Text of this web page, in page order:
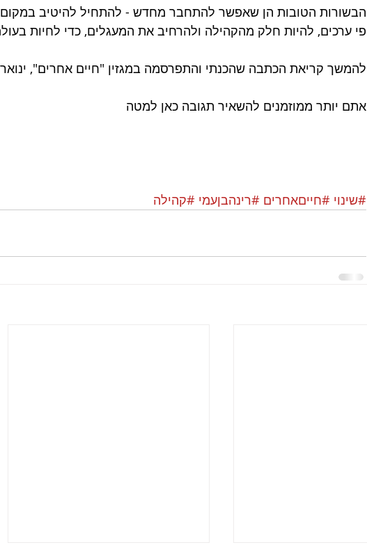
הבשורות הטובות הן שאפשר להתחבר מחדש - להתחיל להיטיב
פי ערכים, להיות חלק מהקהילה ולהרחיב את המעגלים, כדי לחיות
להמשך קריאת הכתבה שהכנתי והתפרסמה במגזין "חיים אחרים", ינואר 2016,
אתם יותר ממוזמנים להשאיר תגובה כאן למטה
#שינוי #חייםאחרים #רינהבןעמי #קהילה